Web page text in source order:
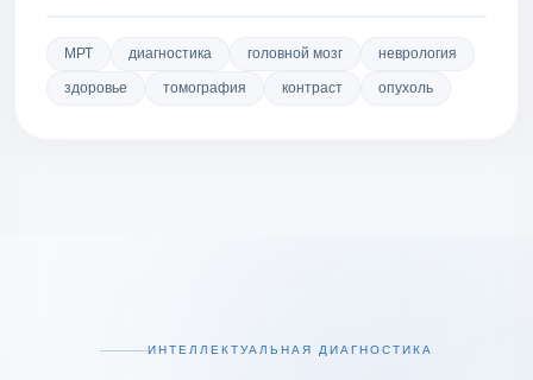
МРТ диагностика головной мозг
неврология
здоровье
томография контраст опухоль
ИНТЕЛЛЕКТУАЛЬНАЯ ДИАГНОСТИКА